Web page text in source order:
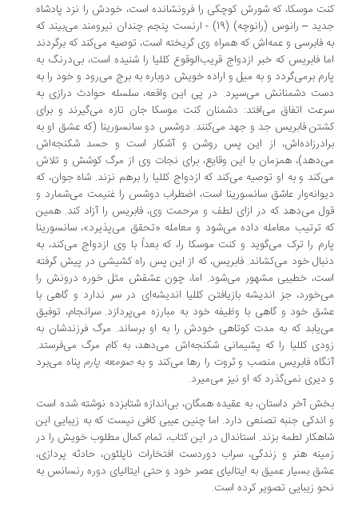
موسکا، که شورش کوچکی را فرونشانده است، خودش را نزد پادشاه
جدید – رانوس (رانوچه) (19) - ارنست پنجم چندان نیرومند می‌بیند که
فابرسی و عمه‌اش که همراه وی گریخته است،‌ توصیه می‌کند که برگردند
‌فابریس که خبر ازدواج قریب‌الوقوع کللیا را شنیده است، بی‌درنگ به
برمی‌گردد و به میل و اراده خویش دوباره به برج می‌رود و خود را به
دشمنانش می‌سپرد. در پی این واقعه، سلسله حوادث درازی به
اتفاق می‌افتد: دشمنان کنت موسکا جان تازه می‌گیرند و برای
فابریس جد و جهد می‌کنند. دوشس دو سانسورینا (که عشق او به
از این پس روشن و آشکار است و حسد شکنجه‌اش
همزمان با این وقایع، برای نجات وی از مرگ کوشش و تلاش
و به او توصیه می‌کند که ازدواج کللیا را برهم نزند. شاه جوان، که
عاشق سانسورینا است، اضطراب دوشس را غنیمت می‌شمارد و
می‌دهد که در ازای لطف و مرحمت وی، فابریس را آزاد کند. همین
ترتیب معامله داده می‌شود و معامله «تحقق می‌پذیرد»، سانسورینا
را ترک می‌گوید و کنت موسکا را، که بعداً با وی ازدواج می‌کند، به
خود می‌کشاند. فابریس، که از این پس راه کشیشی در پیش گرفته
خطیبی مشهور می‌شود. اما، چون عشقش مثل خوره درونش را
جز اندیشه بازیافتن کللیا اندیشه‌ای در سر ندارد و گاهی با
خود و گاهی با وظیفه خود به مبارزه می‌‌پردازد. سرانجام، توفیق
که به مدت کوتاهی خودش را به او برساند. مرگ فرزندشان به
کللیا را که پشیمانی شکنجه‌اش می‌دهد، به کام مرگ می‌فرستد.
فابریس منصب و ثروت را رها می‌کند و بهصومعه پارمپناه می‌برد
نمی‌گذرد که او نیز می‌میرد.
آخر داستان، به عقیده همگان، بی‌اندازه شتابزده نوشته شده است
جنبه تصنعی دارد. اما چنین عیبی کافی نیست که به زیبایی این
لطمه بزند. استاندال در این کتاب، تمام کمال مطلوب خویش را در
هنر و زندگی، سراب دوردست افتخارات ناپلئون، حادثه پردازی،
بسیار عمیق به ایتالیای عصر خود و حتی ایتالیای دوره رنسانس به
زیبایی تصویر کرده است.